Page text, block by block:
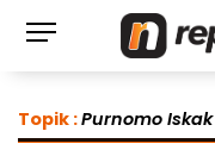
Topik :Purnomo Iskak